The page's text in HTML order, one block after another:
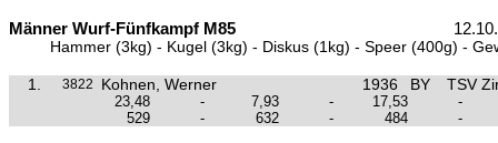
Männer Wurf-Fünfkampf M85
Hammer (3kg) - Kugel (3kg) - Diskus (1kg) - Speer (400g) -
1. 3822 Kohnen, Werner 1936 BY TSV
23,48 - 7,93 - 17,53
-
529
- 632 - 484 -